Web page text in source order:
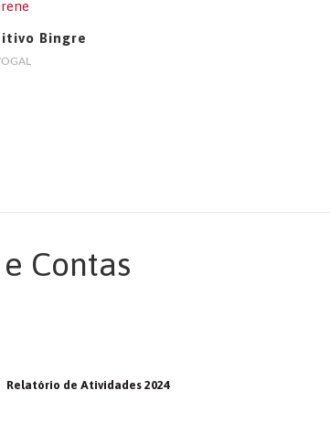
Bingre
Contas
Relatório de Atividades 2024